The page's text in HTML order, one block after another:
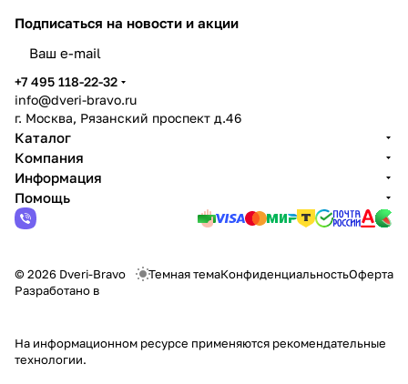
Подписаться на новости и акции
+7 495 118-22-32
info@dveri-bravo.ru
г. Москва, Рязанский проспект д.46
Каталог
Компания
Информация
Помощь
© 2026 Dveri-Bravo Темная темаКонфиденциальностьОферта
Разработано в
На информационном ресурсе применяются рекомендательные
технологии.